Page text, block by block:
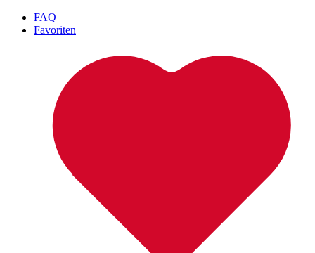
FAQ
Favoriten